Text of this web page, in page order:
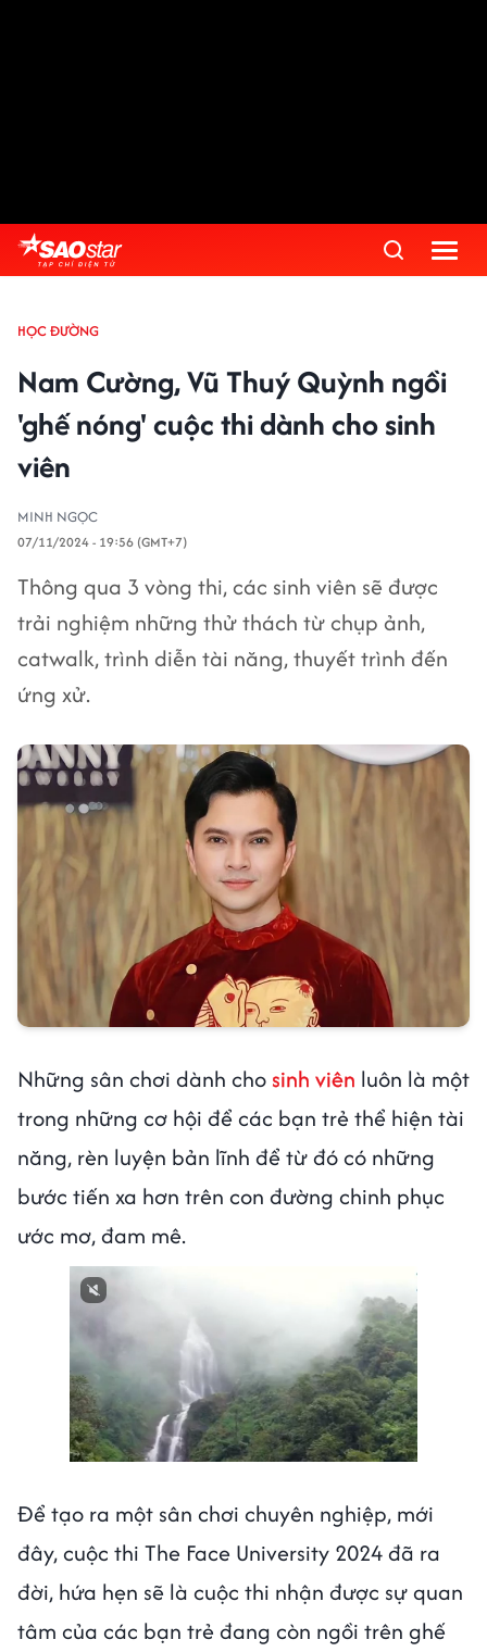
HỌC ĐƯỜNG
Nam Cường, Vũ Thuý Quỳnh ngồi
'ghế nóng' cuộc thi dành cho sinh
viên
MINH NGỌC
07/11/2024 - 19:56 (GMT+7)
Thông qua 3 vòng thi, các sinh viên sẽ được
trải nghiệm những thử thách từ chụp ảnh,
catwalk, trình diễn tài năng, thuyết trình đến
ứng xử.
Những sân chơi dành cho sinh viên luôn là một
trong những cơ hội để các bạn trẻ thể hiện tài
năng, rèn luyện bản lĩnh để từ đó có những
bước tiến xa hơn trên con đường chinh phục
ước mơ, đam mê.
Next video in 1 Cancel
Để tạo ra một sân chơi chuyên nghiệp, mới
đây, cuộc thi The Face University 2024 đã ra
đời, hứa hẹn sẽ là cuộc thi nhận được sự quan
tâm của các bạn trẻ đang còn ngồi trên ghế